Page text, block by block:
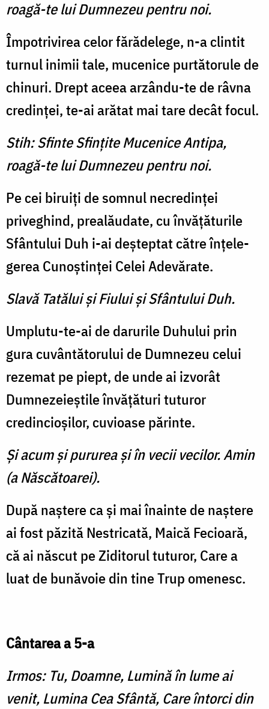
roagă-te lui Dumnezeu pentru noi.
Împotrivirea celor fărădelege, n-a clintit
turnul inimii tale, mucenice purtătorule de
chinuri. Drept aceea arzându-te de râvna
credinţei, te-ai arătat mai tare decât focul.
Stih: Sfinte Sfinţite Mucenice Antipa,
roagă-te lui Dumnezeu pentru noi.
Pe cei biruiţi de somnul necredinţei
priveghind, prealăudate, cu învăţăturile
Sfântului Duh i-ai deşteptat către înţele­
gerea Cunoştinţei Celei Adevărate.
Slavă Tatălui şi Fiului şi Sfântului Duh.
Umplutu-te-ai de darurile Duhului prin
gura cuvântătorului de Dumnezeu celui
rezemat pe piept, de unde ai izvorât
Dumnezeieştile învăţături tuturor
credincioşilor, cuvioase părinte.
Şi acum şi pururea şi în vecii vecilor. Amin
(a Născătoarei).
După naştere ca şi mai înainte de naştere
ai fost păzită Nestricată, Maică Fecioară,
că ai născut pe Ziditorul tuturor, Care a
luat de bunăvoie din tine Trup omenesc.
Cântarea a 5-a
Irmos: Tu, Doamne, Lumină în lume ai
venit, Lumina Cea Sfântă, Care întorci din